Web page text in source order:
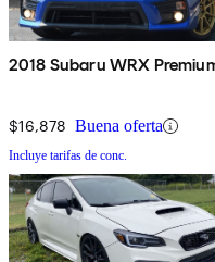
2018 Subaru WRX
$16,878 Buena oferta
Incluye tarifas de conc.